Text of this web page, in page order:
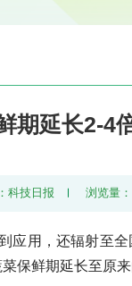
期延长2-4
科技日报 浏览量：
应用，还辐射至
保鲜期延长至原